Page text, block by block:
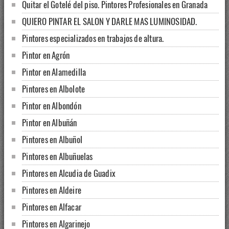
Quitar el Gotelé del piso. Pintores Profesionales en Granada
QUIERO PINTAR EL SALON Y DARLE MAS LUMINOSIDAD.
Pintores especializados en trabajos de altura.
Pintor en Agrón
Pintor en Alamedilla
Pintores en Albolote
Pintor en Albondón
Pintor en Albuñán
Pintores en Albuñol
Pintores en Albuñuelas
Pintores en Alcudia de Guadix
Pintores en Aldeire
Pintores en Alfacar
Pintores en Algarinejo